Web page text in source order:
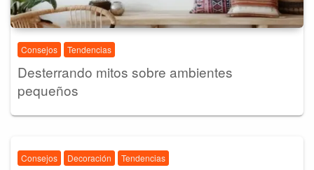
Consejos Tendencias
Desterrando mitos sobre ambientes
pequeños
Consejos Decoración Tendencias